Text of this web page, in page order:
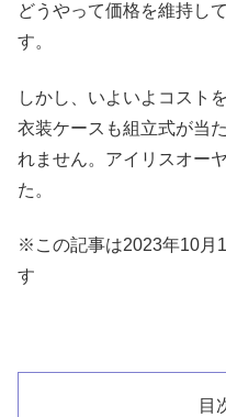
どうやって価格を維持し
す。
しかし、いよいよコスト
衣装ケースも組立式が当
れません。アイリスオー
た。
※この記事は2023年10月
す
目